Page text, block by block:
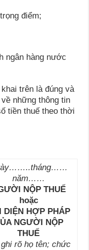
điểm;
ngân hàng nước
trên là đúng và
những thông tin
tiền thuế theo thời
năm……
NỘP THUẾ
hoặc
DIỆN HỢP PHÁP
NGƯỜI NỘP
THUẾ
rõ họ tên; chức